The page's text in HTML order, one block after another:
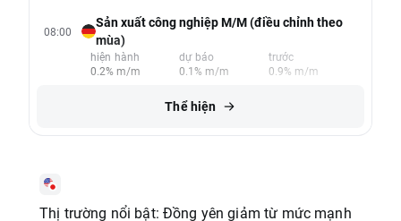
08:00
Sản xuất công nghiệp M/M (điều chỉnh theo
mùa)
hiện hành
0.2% m/m
dự báo
0.1% m/m
trước
0.9% m/m
Thể hiện
Thị trường nổi bật: Đồng yên giảm từ mức mạnh